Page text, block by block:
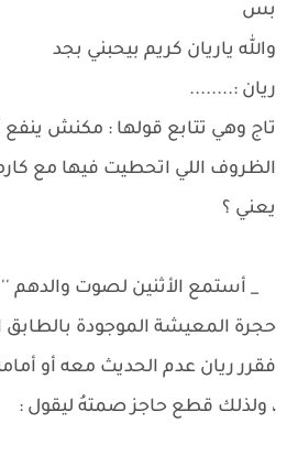
بس
والله ياريان كريم بيحبني بجد
ريان :........
تاج وهي تتابع قولها : مكنش
الظروف اللي اتحطيت فيها مع
يعني ؟
_ أستمع الأثنين لصوت والدهم
حجرة المعيشة الموجودة بالطابق
فقرر ريان عدم الحديث معه أو
، ولذلك قطع حاجز صمتهُ ليقول :